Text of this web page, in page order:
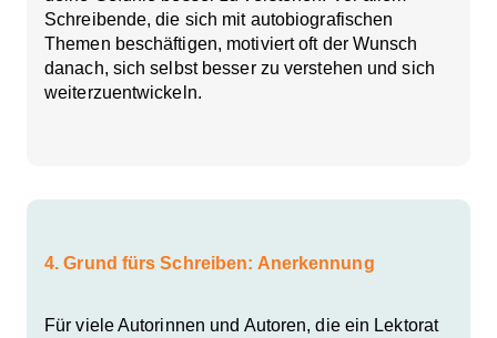
Schreibende, die sich mit autobiografischen
Themen beschäftigen, motiviert oft der Wunsch
danach, sich selbst besser zu verstehen und sich
weiterzuentwickeln.
4. Grund fürs Schreiben: Anerkennung
Für viele Autorinnen und Autoren, die ein Lektorat